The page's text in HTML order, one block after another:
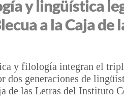
y lingüística
a la Caja de
y filología integran el
dos generaciones de
de las Letras del Instituto